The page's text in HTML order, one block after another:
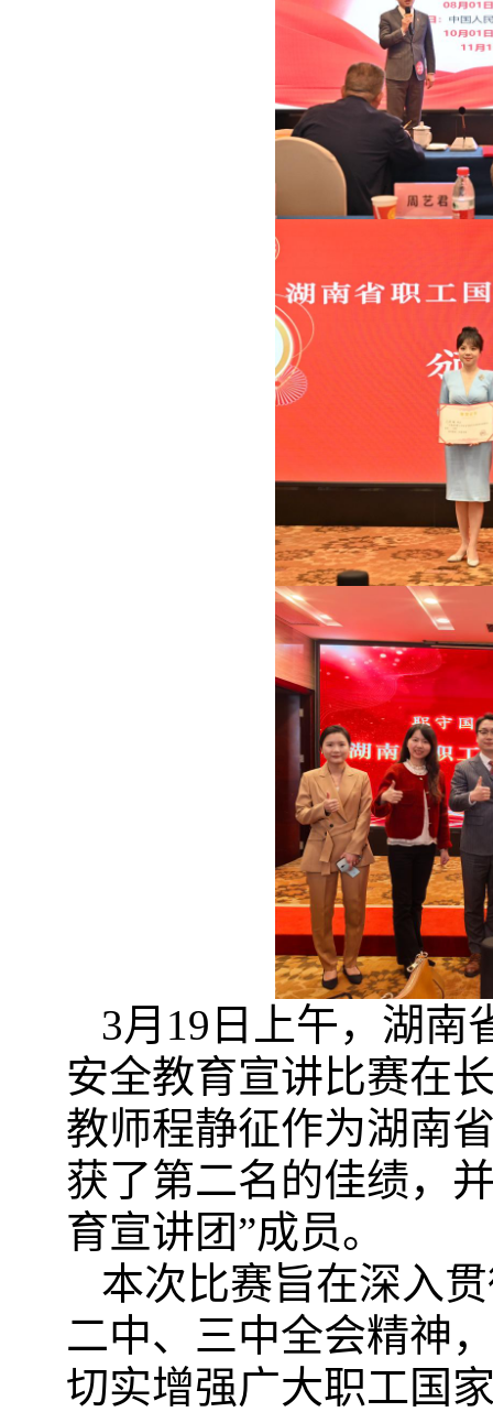
3月 19 日上午，湖南
安全教育宣讲比赛在
教师程静征作为湖南
获了第二名的佳绩，
育宣讲团”成员。
本次比赛旨在深入
二中、三中全会精神
切实增强广大职工国